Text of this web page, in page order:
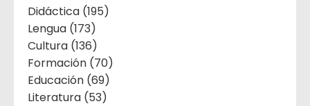
Didáctica (195)
Lengua (173)
Cultura (136)
Formación (70)
Educación (69)
Literatura (53)